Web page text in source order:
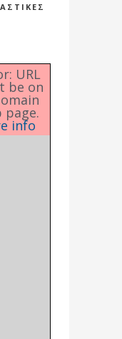
URL
be on
page.
info